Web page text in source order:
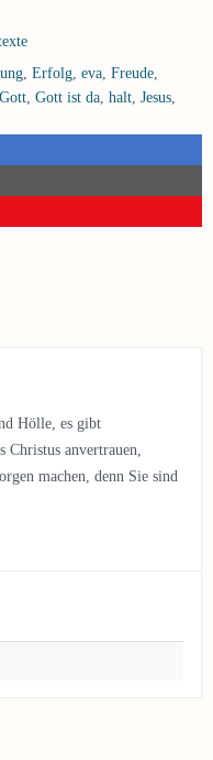
, Erfolg, eva, Freude,
Gott, Gott ist da, halt, Jesus,
Hölle, es gibt
Christus anvertrauen,
machen, denn Sie sind